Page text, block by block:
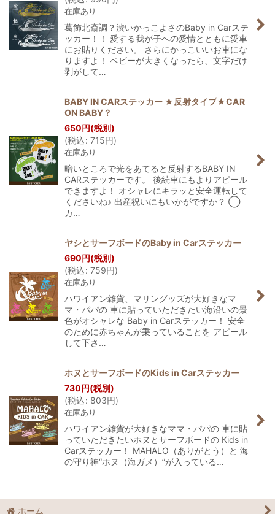
在庫あり
葛飾北斎調？渋いかっこよさのBaby in Carステ
ッカー！！ 愛する我が子への愛情とともに愛車
にお貼りください。 さらにかっこいいお車にな
りますよ！ ベビーが大きくなったら、文字だけ
剥がして…
BABY IN CARステッカー ★反射タイプ★CAR
ON BABY？
650円(税別)
(税込: 715円)
在庫あり
暗いところで光をあてると反射するBABY IN
CARステッカーです。 後続車にもよりアピール
できますよ！ オシャレにキラッと安全運転して
くださいね♪ 出産祝いにもいかがですか？ ◯
カ…
ヤシとサーフボードのBaby in Carステッカー
690円(税別)
(税込: 759円)
在庫あり
ハワイアン雑貨、マリングッズが大好きなマ
マ・パパの 車に貼っていただきたい海沿いの景
色がオシャレな Baby in Carステッカー！ 安全
のために赤ちゃんが乗っていることを アピール
して下さ…
ホヌとサーフボードのKids in Carステッカー
730円(税別)
(税込: 803円)
在庫あり
ハワイアン雑貨が大好きなママ・パパの 車に貼
っていただきたいホヌとサーフボードの Kids in
Carステッカー！ MAHALO（ありがとう）と 海
の守り神“ホヌ（海ガメ）”が入っている…
ホーム